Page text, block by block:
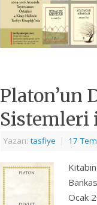
Platon’un
Sistemleri
Yazarı:tasfiye | 17
Ocak